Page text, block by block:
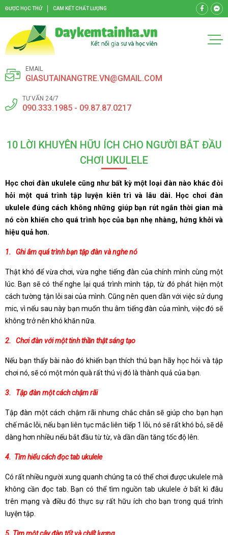
ĐƯỢC HỌC THỬ CAM KẾT CHẤT LƯỢNG
EMAIL
GIASUTAINANGTRE.VN@GMAIL.COM
TƯ VẤN 24/7
090.333.1985 - 09.87.87.0217
10 LỜI KHUYÊN HỮU ÍCH CHO NGƯỜI BẮT ĐẦU
CHƠI UKULELE
Học chơi đàn ukulele cũng như bất kỳ một loại đàn nào khác đòi
hỏi một quá trình tập luyện kiên trì và lâu dài. Học chơi đàn
ukulele đúng cách không những giúp bạn rút ngắn thời gian mà
nó còn khiến cho quá trình học của bạn nhẹ nhàng, hứng khởi và
hiệu quả hơn.
1. Ghi âm quá trình bạn tập đàn và nghe nó
Thật khó để vừa chơi, vừa nghe tiếng đàn của chính mình cùng một
lúc. Bạn sẽ có thể nghe lại quá trình mình tập, từ đó phát hiện một
cách tường tận lỗi sai của mình. Cũng nên quen dần với việc sử dụng
mic, vì nếu sau này bạn muốn thu âm tiếng đàn của mình, việc đó sẽ
không trở nên khó khăn nữa.
2. Chơi đàn với một tinh thần thật sáng tạo
Nếu bạn thấy bài nào đó khiến bạn thích thú bạn hãy học hỏi và tập
chơi nó, sẽ có một món quà rất thú vị đó là thành quả của bạn.
3. Tập đàn một cách chậm rãi
Tập đàn một cách chậm rãi nhưng chắc chắn sẽ giúp cho bạn hạn
chế mắc lỗi, nếu bạn liên tục mắc liên tiếp 1 lỗi, nó sẽ rất khó bỏ, sẽ dễ
dàng hơn nhiều nếu bắt đầu từ từ, và dần dần tăng tốc độ lên.
4. Tìm hiểu cách đọc tab ukulele
Có rất nhiều người xung quanh chúng ta có thể chơi được ukulele mà
không cần đọc tab. Bạn có thể tìm nguồn tab ukulele ở bất kì đâu
trên mạng và điều đó thực sự rất hữu ích cho bạn trong quá trình
luyện tập.
5. Tìm một cây đàn tốt và chất lượng